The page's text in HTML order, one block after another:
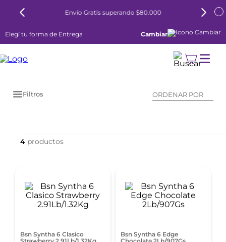
Envío Gratis superando $80.000
Elegí tu forma de Entrega Cambiar
Filtros ORDENAR POR
4
Bsn Syntha 6 Clasico
Bsn Syntha 6 Edge